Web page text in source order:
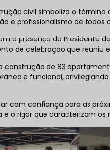
civil simboliza o
e profissionalismo de
a presença do Presidente
de celebração que reuniu
construção de 83
e funcional,
com confiança para as
o rigor que caracterizam os